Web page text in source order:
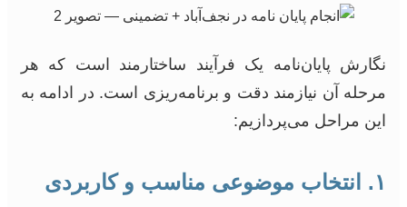
نگارش پایان‌نامه یک فرآیند ساختارمند است که هر
مرحله آن نیازمند دقت و برنامه‌ریزی است. در ادامه به
این مراحل می‌پردازیم:
۱. انتخاب موضوعی مناسب و کاربردی